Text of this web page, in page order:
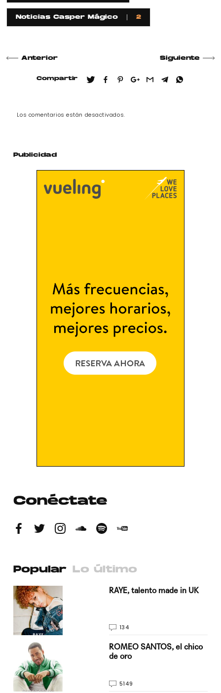
Noticias Casper Mágico 2
Anterior Siguiente
Compartir
Los comentarios están desactivados.
Publicidad
Conéctate
Popular Lo último
RAYE, talento made in UK
134
ROMEO SANTOS, el chico
de oro
5149